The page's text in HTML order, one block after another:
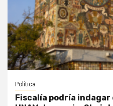
Política
Fiscalía podría indagar